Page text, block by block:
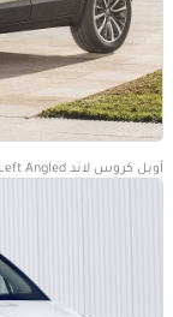
أوبل كروس لاند X exterior - Front Left Angled